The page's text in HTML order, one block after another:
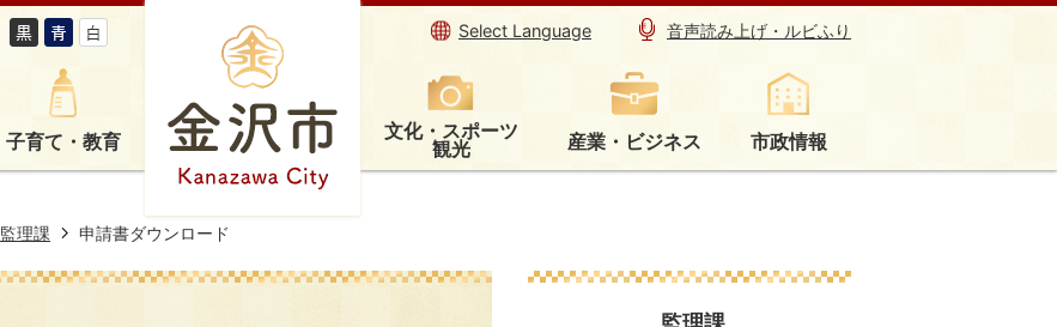
Select Language 音声読み上げ・ルビふり
子育て・教育 文化・スポーツ
観光 産業・ビジネス 市政情報
監理課 申請書ダウンロード